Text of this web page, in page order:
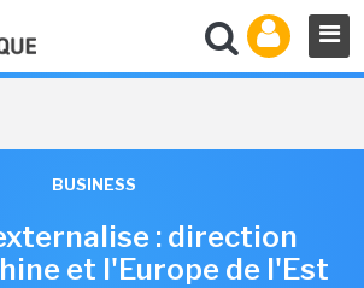
BUSINESS
: direction
et l'Europe de l'Est